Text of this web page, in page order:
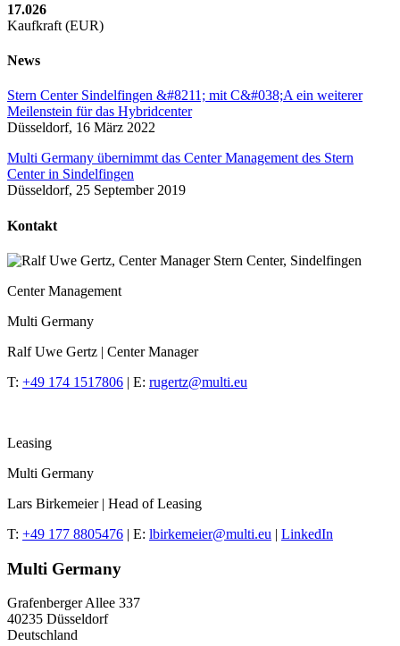
17.026
Kaufkraft (EUR)
News
Stern Center Sindelfingen &#8211; mit C&#038;A ein weiterer
Meilenstein für das Hybridcenter
Düsseldorf, 16 März 2022
Multi Germany übernimmt das Center Management des Stern
Center in Sindelfingen
Düsseldorf, 25 September 2019
Kontakt
Center Management
Multi Germany
Ralf Uwe Gertz | Center Manager
T: +49 174 1517806 | E: rugertz@multi.eu
Leasing
Multi Germany
Lars Birkemeier | Head of Leasing
T: +49 177 8805476 | E: lbirkemeier@multi.eu | LinkedIn
Multi Germany
Grafenberger Allee 337
40235 Düsseldorf
Deutschland